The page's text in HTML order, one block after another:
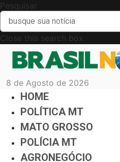
Pesquisar
Close this search box.
8 de Agosto de 2026
HOME
POLÍTICA MT
MATO GROSSO
POLÍCIA MT
AGRONEGÓCIO